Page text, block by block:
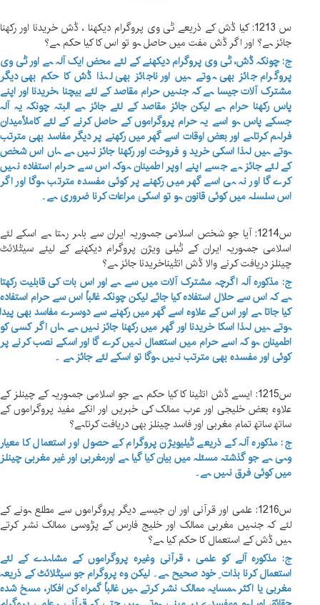
س 1213: کیا ڈش کے ذریعے ٹی وی پروگرام دیکھنا ، ڈش خریدنا اور رکھنا
جائز ہے؟ اور اگر ڈش مفت میں حاصل ہو تو اس کا کیا حکم ہے؟
ج: چونکہ ڈش، ٹی وی پروگرام دیکھنے کے لئے محض ایک آلہ ہے اور ٹی وی
پروگرام جائز بھی ہوتے ہیں اور ناجائز بھی لہذا ڈش کا حکم بھی دیگر
مشترک آلات جیسا ہے کہ جنہیں حرام مقاصد کے لئے بیچنا ،خریدنا اور اپنے
پاس رکھنا حرام ہے لیکن جائز مقاصد کے لئے جائز ہے البتہ چونکہ یہ آلہ
جسکے پاس ہو اسے یہ حرام پروگراموں کے حاصل کرنے کے لئے کاملاًمیدان
فراہم کرتاہے اور بعض اوقات اسے گھر میں رکھنے پر دیگر مفاسد بھی مترتب
ہوتے ہیں لہذا اسکی خرید و فروخت اور رکھنا جائز نہیں ہے ہاں اس شخص
کے لئے جائز ہے جسے اپنے اوپر اطمینان ہوکہ اس سے حرام استفادہ نہیں
کرے گا اور نہ ہی اسے گھر میں رکھنے پر کوئی مفسدہ مترتب ہوگا اور اگر
اس سلسلہ میں کوئی قانون ہو تو اسکی مراعات کرنا ضروری ہے۔
س1214: آیا جو شخص اسلامی جمہوریہ ایران سے باہر رہتا ہے اسکے لئے
اسلامی جمہوریہ ایران کے ٹیلی ویژن پروگرام دیکھنے کے لیئے سیٹلائٹ
چینلز دریافت کرنے والا ڈش انٹیناخریدنا جائز ہے؟
ج: مذکورہ آلہ اگرچہ مشترک آلات میں سے ہے اور اس بات کی قابلیت رکھتا
ہے کہ اس سے حلال استفادہ کیا جائے لیکن چونکہ غالباً اس سے حرام استفادہ
کیا جاتا ہے اور اس کے علاوہ اسے گھر میں رکھنے سے دوسرے مفاسد بھی پیدا
ہوتے ہیں لہذا اسکا خریدنا اور گھر میں رکھنا جائز نہیں ہے ہاں اگر کسی کو
اطمینان ہو کہ اسے حرام میں استعمال نہیں کرے گا اور اسکے نصب کرنے پر
کوئی اور مفسدہ بھی مترتب نہیں ہوگا تو اسکے لئے جائز ہے ۔
س1215: ایسے ڈش انٹینا کا کیا حکم ہے جو اسلامی جمہوریہ کے چینلز کے
علاوہ بعض خلیجی اور عرب ممالک کی خبریں اور انکے مفید پروگراموں کے
ساتھ ساتھ تمام مغربی اور فاسد چینلز بھی دریافت کرتاہے؟
ج: مذکورہ آلہ کے ذریعے ٹیلیویژن پروگرام کے حصول اور استعمال کا معیار
وہی ہے جو گذشتہ مسئلہ میں بیان کیا گیا ہے اورمغربی اور غیر مغربی چینلز
میں کوئی فرق نہیں ہے۔
س1216: علمی اور قرآنی اور ان جیسے دیگر پروگراموں سے مطلع ہونے کے
لئے کہ جنہیں مغربی ممالک اور خلیج فارس کے پڑوسی ممالک نشر کرتے
ہیں ڈش کے استعمال کا حکم کیا ہے؟
ج: مذکورہ آلے کو علمی ، قرآنی وغیرہ پروگراموں کے مشاہدے کے لئے
استعمال کرنا بذات ِ خود صحیح ہے۔ لیکن وہ پروگرام جو سیٹلائٹ کے ذریعہ
مغربی یا اکثر ہمسایہ ممالک نشر کرتے ہیں غالباً گمراہ کن افکار، مسخ شدہ